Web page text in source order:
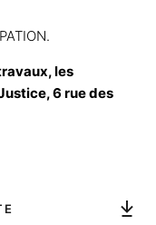
les
6 rue des